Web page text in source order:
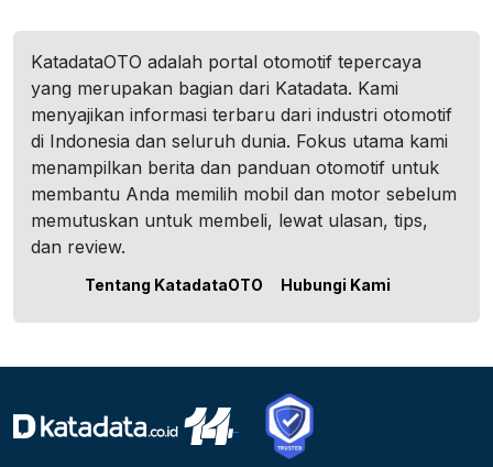
KatadataOTO adalah portal otomotif tepercaya
yang merupakan bagian dari Katadata. Kami
menyajikan informasi terbaru dari industri otomotif
di Indonesia dan seluruh dunia. Fokus utama kami
menampilkan berita dan panduan otomotif untuk
membantu Anda memilih mobil dan motor sebelum
memutuskan untuk membeli, lewat ulasan, tips,
dan review.
Tentang KatadataOTO Hubungi Kami